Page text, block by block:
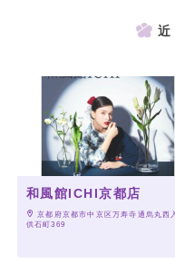
近
和風館ICHI京都店
京都府京都市中京区万寿寺通烏丸西
供石町369